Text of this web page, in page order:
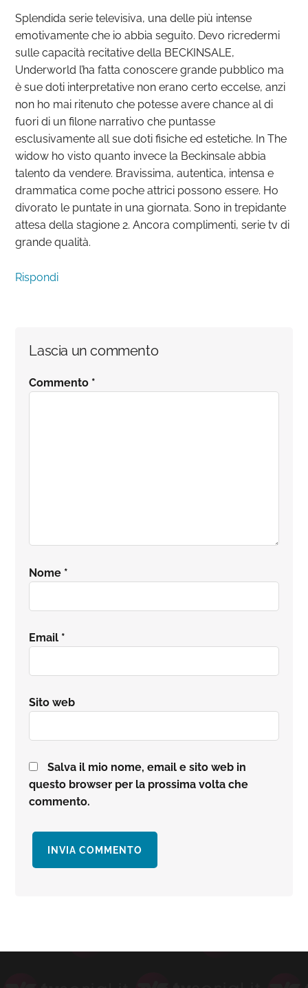
Splendida serie televisiva, una delle più intense
emotivamente che io abbia seguito. Devo ricredermi
sulle capacità recitative della BECKINSALE,
Underworld l’ha fatta conoscere grande pubblico ma
è sue doti interpretative non erano certo eccelse, anzi
non ho mai ritenuto che potesse avere chance al di
fuori di un filone narrativo che puntasse
esclusivamente all sue doti fisiche ed estetiche. In The
widow ho visto quanto invece la Beckinsale abbia
talento da vendere. Bravissima, autentica, intensa e
drammatica come poche attrici possono essere. Ho
divorato le puntate in una giornata. Sono in trepidante
attesa della stagione 2. Ancora complimenti, serie tv di
grande qualità.
Rispondi
Lascia un commento
Commento *
Nome *
Email *
Sito web
Salva il mio nome, email e sito web in
questo browser per la prossima volta che
commento.